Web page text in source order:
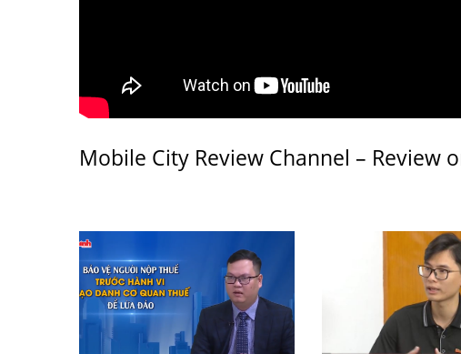
Mobile City Review Channel – Review